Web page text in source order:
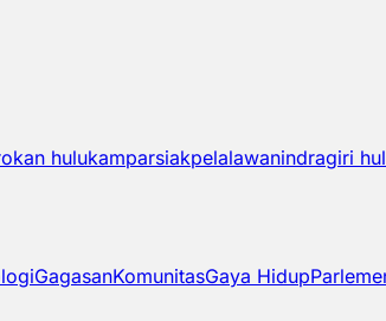
hulukamparsiakpelalawanindragiri
GagasanKomunitasGaya Hidup